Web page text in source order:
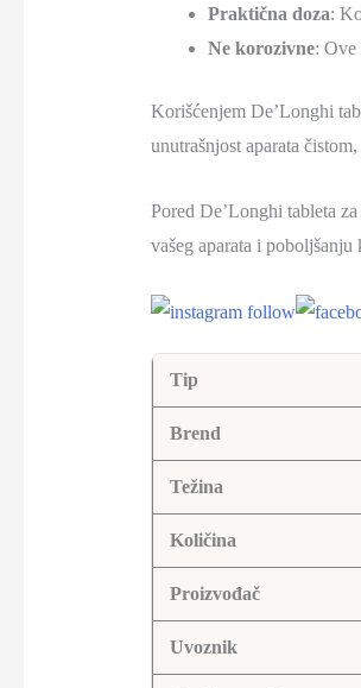
Praktična doza:
Ne korozivne: Ove
Korišćenjem De’Longhi
unutrašnjost aparata
Pored De’Longhi tableta
vašeg aparata i
Tip
Brend
Težina
Količina
Proizvođač
Uvoznik